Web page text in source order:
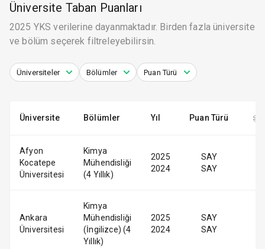
Üniversite Taban Puanları
2025 YKS verilerine dayanmaktadır. Birden fazla üniversite
ve bölüm seçerek filtreleyebilirsin.
Üniversiteler Bölümler Puan Türü
Üniversite Bölümler Yıl Puan Türü
Afyon
Kocatepe
Üniversitesi
Kimya
Mühendisliği
(4 Yıllık)
2025
2024
SAY
SAY
Ankara
Üniversitesi
Kimya
Mühendisliği
(İngilizce) (4
Yıllık)
2025
2024
SAY
SAY